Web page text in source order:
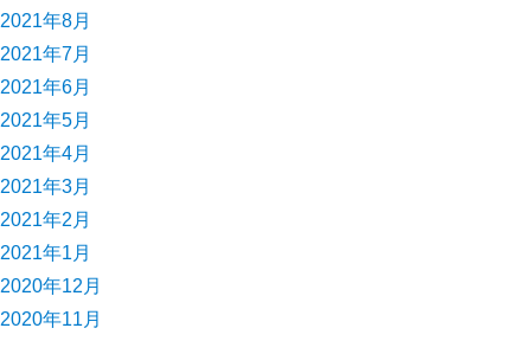
2021年8月
2021年7月
2021年6月
2021年5月
2021年4月
2021年3月
2021年2月
2021年1月
2020年12月
2020年11月